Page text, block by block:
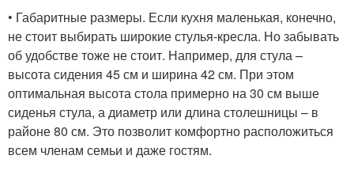
• Габаритные размеры. Если кухня маленькая, конечно,
не стоит выбирать широкие стулья-кресла. Но забывать
об удобстве тоже не стоит. Например, для стула –
высота сидения 45 см и ширина 42 см. При этом
оптимальная высота стола примерно на 30 см выше
сиденья стула, а диаметр или длина столешницы – в
районе 80 см. Это позволит комфортно расположиться
всем членам семьи и даже гостям.